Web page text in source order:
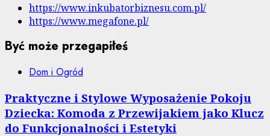
https://www.inkubatorbiznesu.com.pl/
https://www.megafone.pl/
Być może przegapiłeś
Dom i Ogród
Praktyczne i Stylowe Wyposażenie Pokoju
Dziecka: Komoda z Przewijakiem jako Klucz
do Funkcjonalności i Estetyki